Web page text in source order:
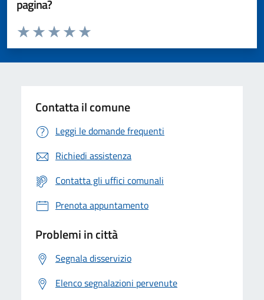
pagina?
Valuta da 1 a 5 stelle la pagina
Valuta 5 stelle su 5
Valuta 4 stelle su 5
Valuta 3 stelle su 5
Valuta 2 stelle su 5
Valuta 1 stelle su 5
Contatta il comune
Leggi le domande frequenti
Richiedi assistenza
Contatta gli uffici comunali
Prenota appuntamento
Problemi in città
Segnala disservizio
Elenco segnalazioni pervenute